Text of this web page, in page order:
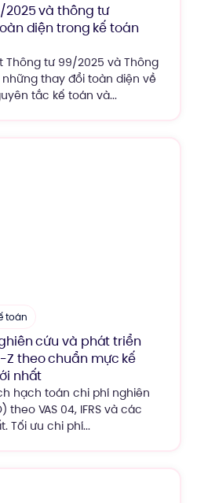
2025 và thông tư
diện trong kế toán
Thông tư 99/2025 và Thông
thay đổi toàn diện về
tắc kế toán và...
toán
cứu và phát triển
Z theo chuẩn mực kế
nhất
hạch toán chi phí nghiên
VAS 04, IFRS và các
Tối ưu chi phí...